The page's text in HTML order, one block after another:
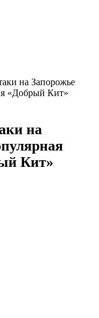
на Запорожье
«Добрый Кит»
на
Кит»